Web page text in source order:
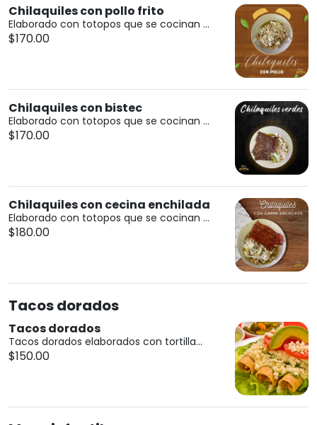
Chilaquiles con pollo frito
Elaborado con totopos que se cocinan ...
$170.00
Chilaquiles con bistec
Elaborado con totopos que se cocinan ...
$170.00
Chilaquiles con cecina enchilada
Elaborado con totopos que se cocinan ...
$180.00
Tacos dorados
Tacos dorados
Tacos dorados elaborados con tortilla...
$150.00